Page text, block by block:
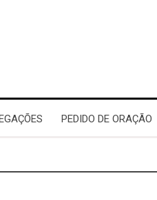
PEDIDO DE ORAÇÃO